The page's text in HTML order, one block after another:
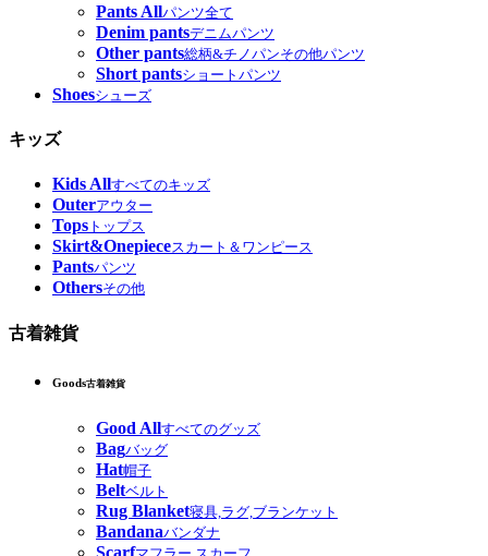
Pants Allパンツ全て
Denim pantsデニムパンツ
Other pants総柄&チノパンその他パンツ
Short pantsショートパンツ
Shoesシューズ
キッズ
Kids Allすべてのキッズ
Outerアウター
Tops トップス
Skirt&Onepieceスカート＆ワンピース
Pantsパンツ
Othersその他
古着雑貨
Goods古着雑貨
Good Allすべてのグッズ
Bagバッグ
Hat帽子
Beltベルト
Rug Blanket寝具,ラグ,ブランケット
Bandanaバンダナ